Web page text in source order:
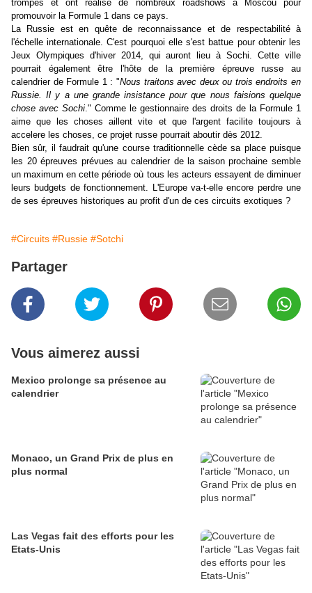
trompés et ont réalisé de nombreux roadshows à Moscou pour
promouvoir la Formule 1 dans ce pays.
La Russie est en quête de reconnaissance et de respectabilité à
l'échelle internationale. C'est pourquoi elle s'est battue pour obtenir les
Jeux Olympiques d'hiver 2014, qui auront lieu à Sochi. Cette ville
pourrait également être l'hôte de la première épreuve russe au
calendrier de Formule 1 : "Nous traitons avec deux ou trois endroits en
Russie. Il y a une grande insistance pour que nous faisions quelque
chose avec Sochi." Comme le gestionnaire des droits de la Formule 1
aime que les choses aillent vite et que l'argent facilite toujours à
accelere les choses, ce projet russe pourrait aboutir dès 2012.
Bien sûr, il faudrait qu'une course traditionnelle cède sa place puisque
les 20 épreuves prévues au calendrier de la saison prochaine semble
un maximum en cette période où tous les acteurs essayent de diminuer
leurs budgets de fonctionnement. L'Europe va-t-elle encore perdre une
de ses épreuves historiques au profit d'un de ces circuits exotiques ?
#Circuits #Russie #Sotchi
Partager
Vous aimerez aussi
Mexico prolonge sa présence au
calendrier
Monaco, un Grand Prix de plus en
plus normal
Las Vegas fait des efforts pour les
Etats-Unis